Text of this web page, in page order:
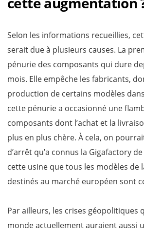
Selon les informations recueillies,
serait due à plusieurs causes. La
pénurie des composants qui dure
mois. Elle empêche les fabricants,
production de certains modèles
cette pénurie a occasionné une
composants dont l’achat et la
plus en plus chère. À cela, on
d’arrêt qu’a connus la Gigafactory de
cette usine que tous les modèles de
destinés au marché européen sont
Par ailleurs, les crises géopolitiques
monde actuellement auraient aussi